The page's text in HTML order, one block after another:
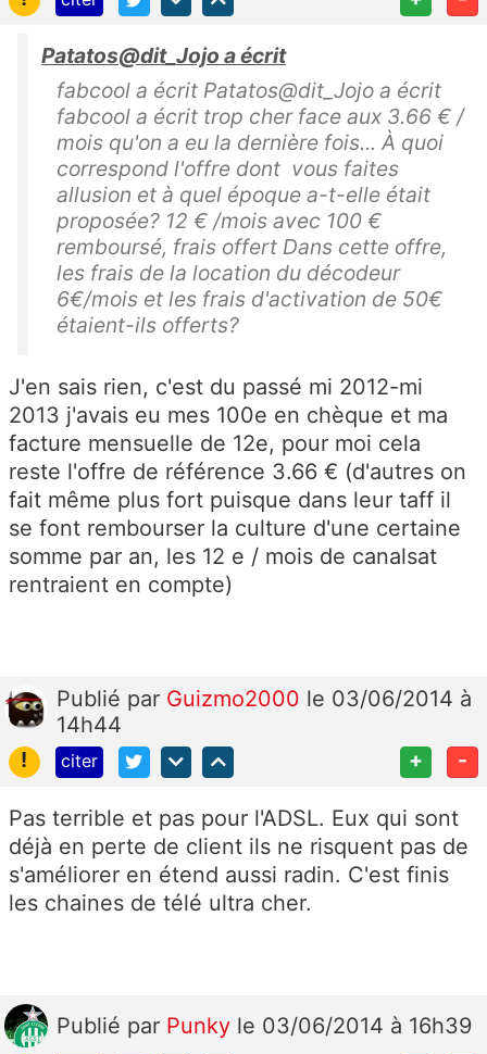
Patatos@dit_Jojo a écrit
fabcool a écrit Patatos@dit_Jojo a écrit
fabcool a écrit trop cher face aux 3.66 € /
mois qu'on a eu la dernière fois... À quoi
correspond l'offre dont vous faites
allusion et à quel époque a-t-elle était
proposée? 12 € /mois avec 100 €
remboursé, frais offert Dans cette offre,
les frais de la location du décodeur
6€/mois et les frais d'activation de 50€
étaient-ils offerts?
J'en sais rien, c'est du passé mi 2012-mi
2013 j'avais eu mes 100e en chèque et ma
facture mensuelle de 12e, pour moi cela
reste l'offre de référence 3.66 € (d'autres on
fait même plus fort puisque dans leur taff il
se font rembourser la culture d'une certaine
somme par an, les 12 e / mois de canalsat
rentraient en compte)
Publié par Guizmo2000 le 03/06/2014 à
14h44
!
citer + -
Pas terrible et pas pour l'ADSL. Eux qui sont
déjà en perte de client ils ne risquent pas de
s'améliorer en étend aussi radin. C'est finis
les chaines de télé ultra cher.
Publié par Punky le 03/06/2014 à 16h39